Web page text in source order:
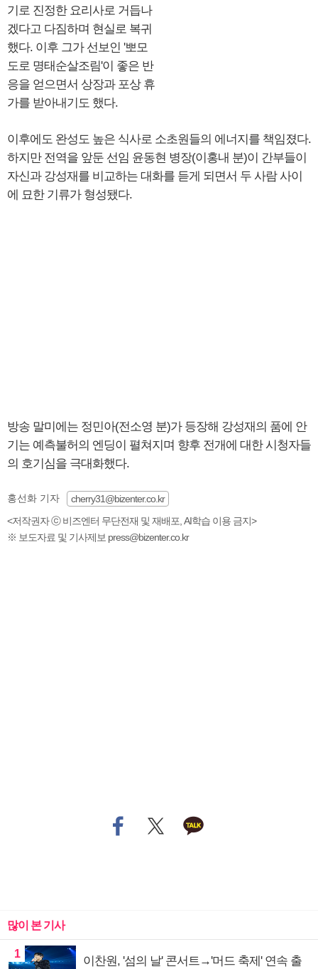
기로 진정한 요리사로 거듭나
겠다고 다짐하며 현실로 복귀
했다. 이후 그가 선보인 '뽀모
도로 명태순살조림'이 좋은 반
응을 얻으면서 상장과 포상 휴
가를 받아내기도 했다.
이후에도 완성도 높은 식사로 소초원들의 에너지를 책임졌다.
하지만 전역을 앞둔 선임 윤동현 병장(이홍내 분)이 간부들이
자신과 강성재를 비교하는 대화를 듣게 되면서 두 사람 사이
에 묘한 기류가 형성됐다.
방송 말미에는 정민아(전소영 분)가 등장해 강성재의 품에 안
기는 예측불허의 엔딩이 펼쳐지며 향후 전개에 대한 시청자들
의 호기심을 극대화했다.
홍선화 기자
cherry31@bizenter.co.kr
<저작권자 ⓒ 비즈엔터 무단전재 및 재배포, AI학습 이용 금지>
※ 보도자료 및 기사제보 press@bizenter.co.kr
많이 본 기사
1
이찬원, '섬의 날' 콘서트→'머드 축제' 연속 출